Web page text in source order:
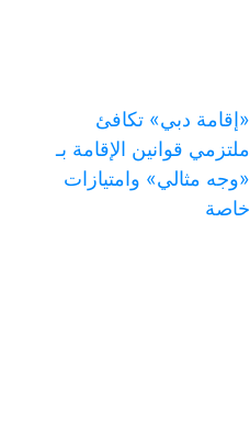
«إقامة دبي» تكافئ
ملتزمي قوانين الإقامة بـ
«وجه مثالي» وامتيازات
خاصة